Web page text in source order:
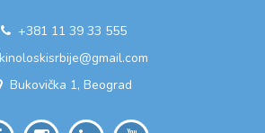
+381 11 39 33 555
kinoloskisrbije@gmail.com
Bukovička 1, Beograd